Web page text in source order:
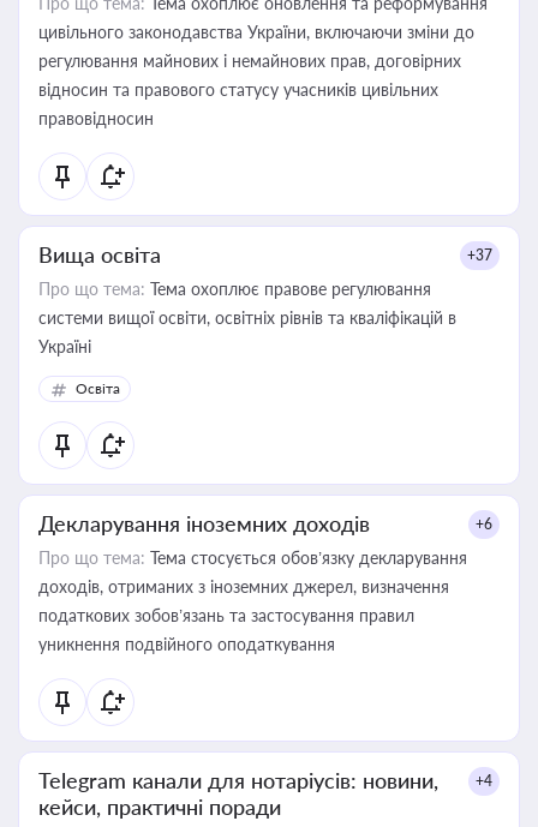
цивільного законодавства України, включаючи зміни до
регулювання майнових і немайнових прав, договірних
відносин та правового статусу учасників цивільних
правовідносин
Вища освіта +37
Про що тема: Тема охоплює правове регулювання
системи вищої освіти, освітніх рівнів та кваліфікацій в
Україні
Освіта
Декларування іноземних доходів +6
Про що тема: Тема стосується обов’язку декларування
доходів, отриманих з іноземних джерел, визначення
податкових зобов’язань та застосування правил
уникнення подвійного оподаткування
Telegram канали для нотаріусів: новини,
кейси, практичні поради
+4